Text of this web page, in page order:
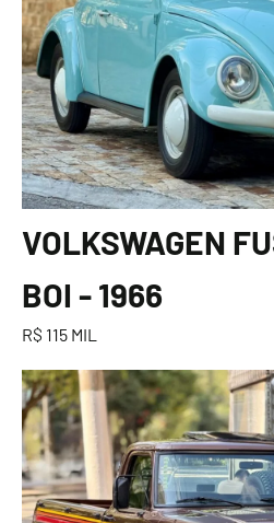
VOLKSWAGEN
BOI - 1966
R$ 115 MIL